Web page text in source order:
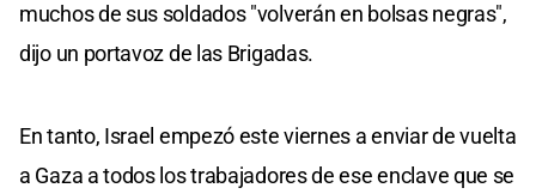
muchos de sus soldados "volverán en bolsas negras",
dijo un portavoz de las Brigadas.
En tanto, Israel empezó este viernes a enviar de vuelta
a Gaza a todos los trabajadores de ese enclave que se